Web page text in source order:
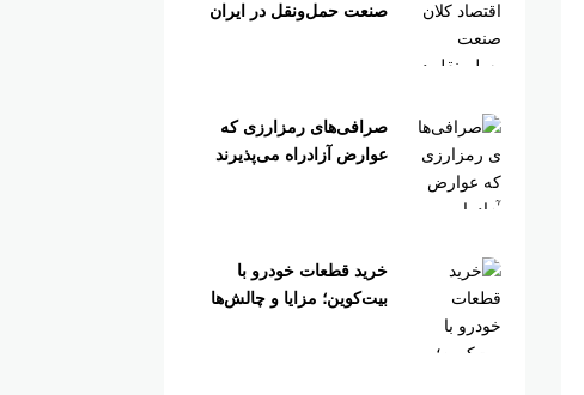
صنعت حمل‌ونقل در ایران
صرافی‌های رمزارزی که
عوارض آزادراه می‌پذیرند
خرید قطعات خودرو با
بیت‌کوین؛ مزایا و چالش‌ها